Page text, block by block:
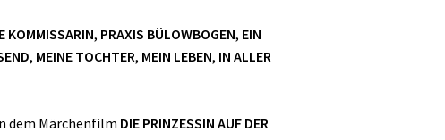
KOMMISSARIN, PRAXIS BÜLOWBOGEN, EIN
, MEINE TOCHTER, MEIN LEBEN, IN ALLER
dem Märchenfilm DIE PRINZESSIN AUF DER